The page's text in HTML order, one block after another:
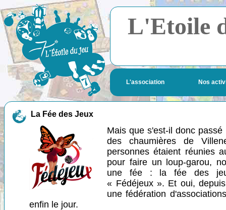
L'Etoile
L'association Nos
La Fée des Jeux
Mais que s'est-il donc
des chaumières de
personnes étaient réunies
pour faire un loup-garou,
une fée : la fée des
« Fédéjeux ». Et oui,
une fédération
enfin le jour.